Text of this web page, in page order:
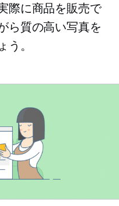
際に商品を販売で
ら質の高い写真を
。